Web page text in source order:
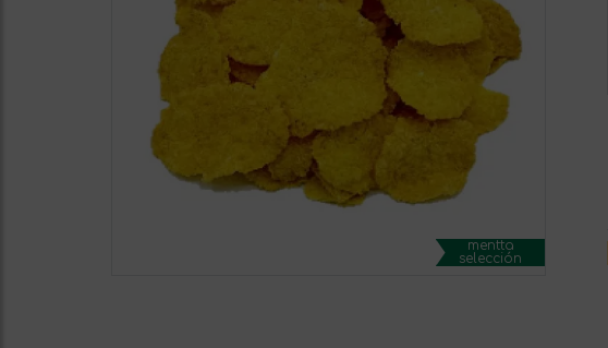
mentta
selección